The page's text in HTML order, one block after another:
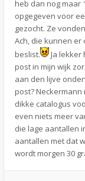
heb dan nog maar
opgegeven voor
gezocht. Ze
Ach, die kunnen
beslist.
Ja
post in mijn wijk
aan den lijve
post?
dikke catalogus
even niets meer
die lage aantallen
aantallen met dat
wordt morgen 30